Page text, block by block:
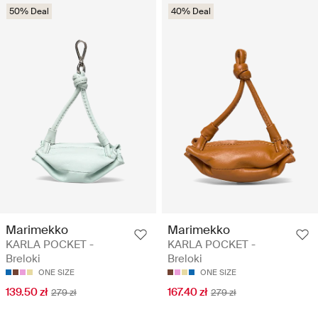
50% Deal
Marimekko
KARLA POCKET -
Breloki
ONE SIZE
139.50 zł 279 zł
40% Deal
Marimekko
KARLA POCKET -
Breloki
ONE SIZE
167.40 zł 279 zł